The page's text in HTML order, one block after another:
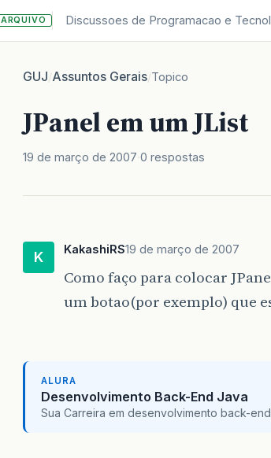
ARQUIVO Discussoes de Programacao e
GUJ/Assuntos Gerais/Topico
JPanel em um JList
19 de março de 2007 0 respostas
K KakashiRS19 de março de 2007
Como faço para colocar
um botao(por exemplo) que
ALURA
Desenvolvimento Back-End Java
Sua Carreira em desenvolvimento back-